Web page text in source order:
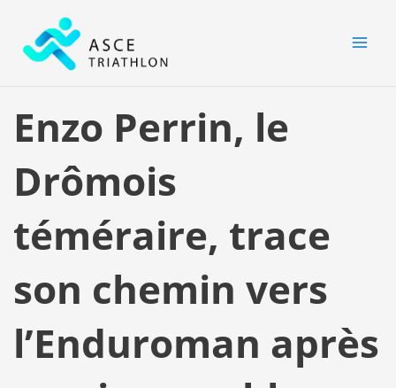
contenu
Enzo Perrin, le
Drômois
téméraire, trace
son chemin vers
l’Enduroman après